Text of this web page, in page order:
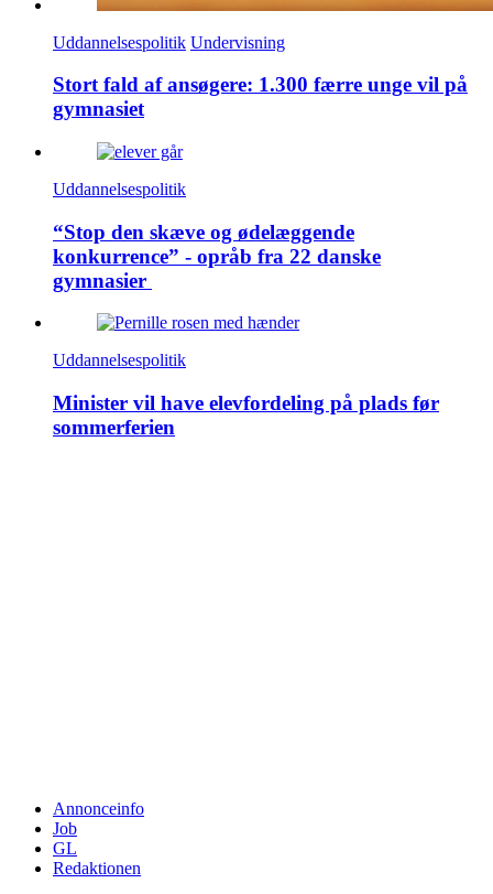
Uddannelsespolitik Undervisning
Stort fald af ansøgere: 1.300 færre unge vil på
gymnasiet
Uddannelsespolitik
“Stop den skæve og ødelæggende
konkurrence” - opråb fra 22 danske
gymnasier
Uddannelsespolitik
Minister vil have elevfordeling på plads før
sommerferien
Annonceinfo
Job
GL
Redaktionen